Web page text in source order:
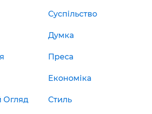
Суспільство
Думка
Преса
Економіка
Огляд Стиль